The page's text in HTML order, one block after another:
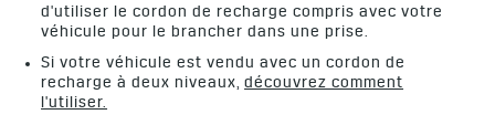
d'utiliser le cordon de recharge compris avec votre
véhicule pour le brancher dans une prise.
Si votre véhicule est vendu avec un cordon de
recharge à deux niveaux,découvrez comment
l'utiliser.